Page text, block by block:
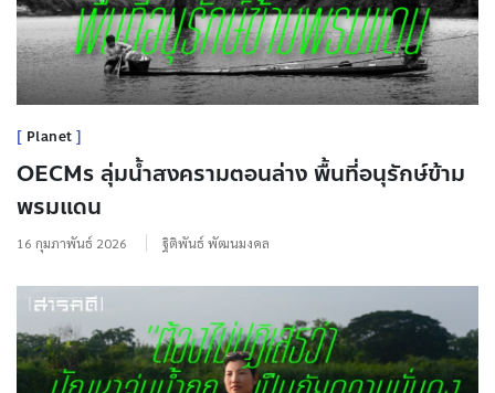
Planet
OECMs ลุ่มน้ำสงครามตอนล่าง พื้นที่อนุรักษ์ข้าม
พรมแดน
16 กุมภาพันธ์ 2026 ฐิติพันธ์ พัฒนมงคล